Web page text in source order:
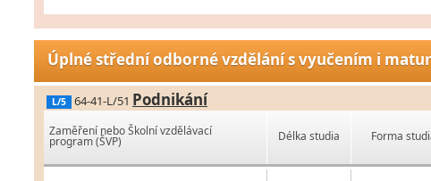
Úplné střední odborné vzdělání s vyučením i
L/5 64-41-L/51 Podnikání
Zaměření nebo Školní vzdělávací
program (ŠVP) Délka studia Forma